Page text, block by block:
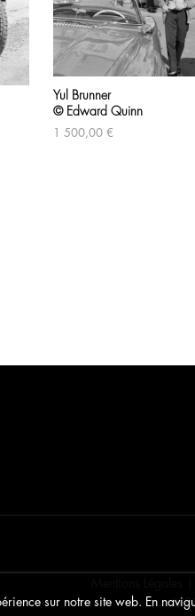
Yul Brunner
© Edward Quinn
1 500,00 €
©
sur notre site web. En